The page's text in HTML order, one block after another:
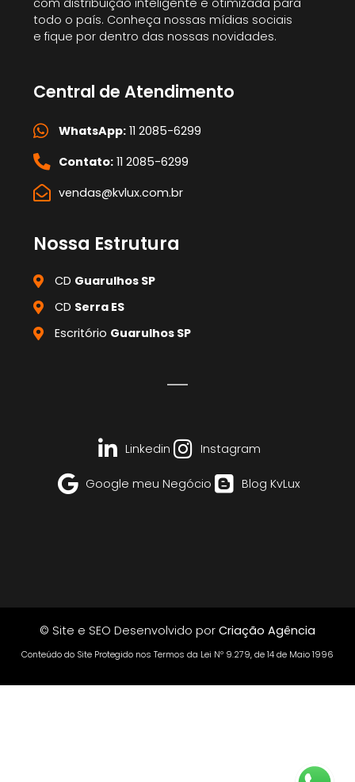
todo o país. Conheça nossas mídias sociais
e fique por dentro das nossas novidades.
Central de Atendimento
WhatsApp:11 2085-6299
Contato:11 2085-6299
vendas@kvlux.com.br
Nossa Estrutura
CD Guarulhos SP
CD Serra ES
Escritório Guarulhos SP
Linkedin Instagram
Google meu Negócio Blog KvLux
© Site e SEO Desenvolvido por Criação Agência
Conteúdo do Site Protegido nos Termos da Lei Nº 9.279, de 14 de Maio 1996